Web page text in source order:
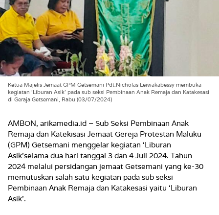
Ketua Majelis Jemaat GPM Getsemani Pdt.Nicholas Leiwakabessy membuka
kegiatan 'Liburan Asik' pada sub seksi Pembinaan Anak Remaja dan Katakesasi
di Geraja Getsemani, Rabu (03/07/2024)
AMBON, arikamedia.id – Sub Seksi Pembinaan Anak
Remaja dan Katekisasi Jemaat Gereja Protestan Maluku
(GPM) Getsemani menggelar kegiatan ‘Liburan
Asik’selama dua hari tanggal 3 dan 4 Juli 2024. Tahun
2024 melalui persidangan jemaat Getsemani yang ke-30
memutuskan salah satu kegiatan pada sub seksi
Pembinaan Anak Remaja dan Katakesasi yaitu ‘Liburan
Asik’.